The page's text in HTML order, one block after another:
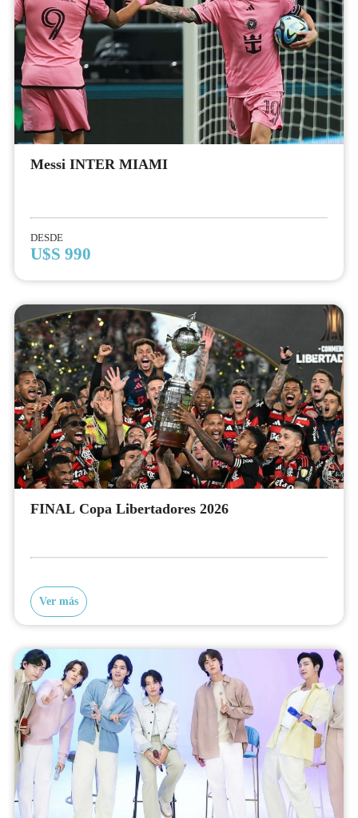
Messi INTER MIAMI
DESDE
U$S 990
FINAL Copa Libertadores 2026
Ver más